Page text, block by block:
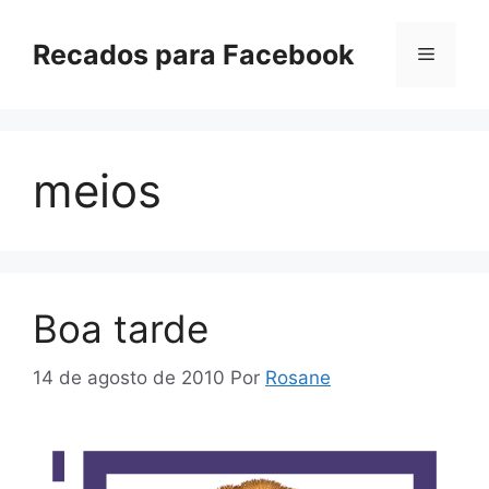
paraRecados para Facebook Menu
meios
Boa tarde
14 de agosto de 2010 Por Rosane